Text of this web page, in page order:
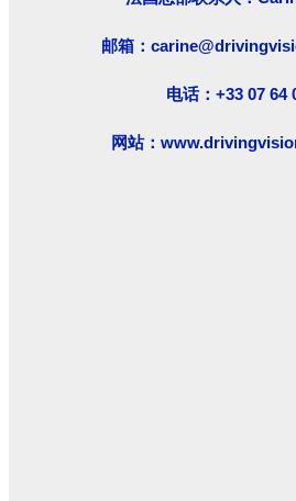
邮箱：
电话：+33 07 64
网站：